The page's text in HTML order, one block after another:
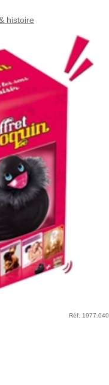
histoire
Réf. 1977.040